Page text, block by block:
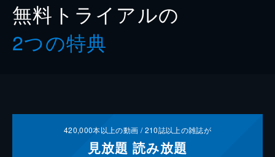
無料トライアルの
2つの特典
420,000本以上の動画 /210誌以上の雑誌が
見放題 読み放題